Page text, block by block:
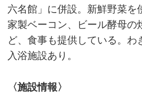
六名館」に併設。新鮮野菜を
家製ベーコン、ビール酵母の
ど、食事も提供している。わ
入浴施設あり。
〈施設情報〉